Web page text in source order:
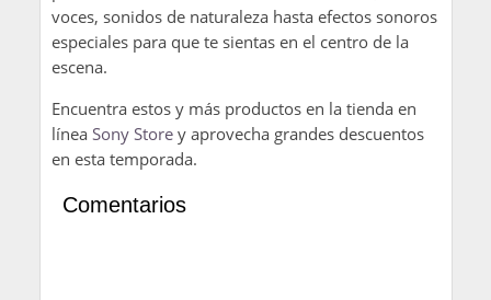
voces, sonidos de naturaleza hasta efectos sonoros
especiales para que te sientas en el centro de la
escena.
Encuentra estos y más productos en la tienda en
línea Sony Storey aprovecha grandes descuentos
en esta temporada.
Comentarios